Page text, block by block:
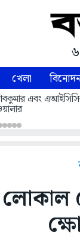
খেলা
শিবকুমার এবং